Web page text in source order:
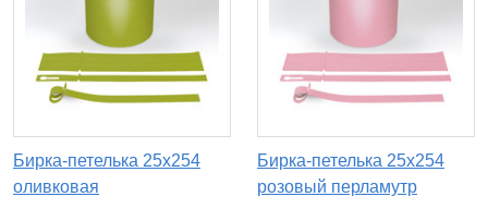
Бирка-петелька 25х254
оливковая
Бирка-петелька 25х254
розовый перламутр